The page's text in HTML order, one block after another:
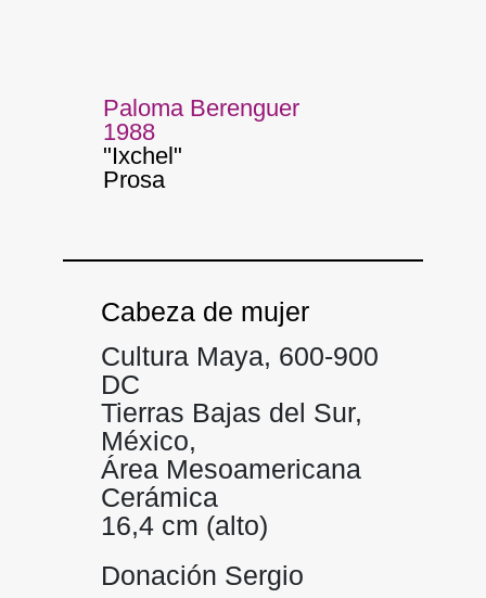
Paloma Berenguer
1988
"Ixchel"
Prosa
Cabeza de mujer
Cultura Maya, 600-900
DC
Tierras Bajas del Sur,
México,
Área Mesoamericana
Cerámica
16,4 cm (alto)
Donación Sergio